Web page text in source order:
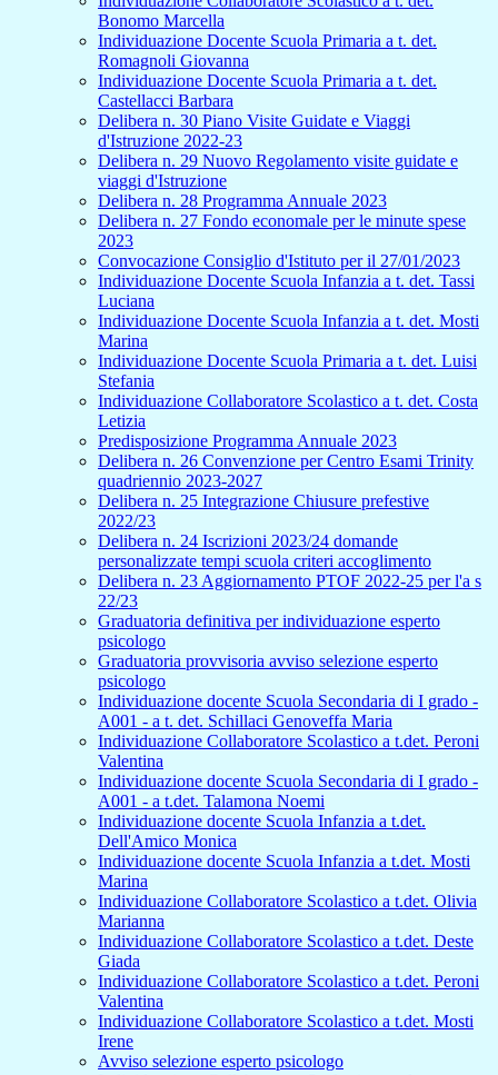
Bonomo Marcella
Individuazione Docente Scuola Primaria a t. det.
Romagnoli Giovanna
Individuazione Docente Scuola Primaria a t. det.
Castellacci Barbara
Delibera n. 30 Piano Visite Guidate e Viaggi
d'Istruzione 2022-23
Delibera n. 29 Nuovo Regolamento visite guidate e
viaggi d'Istruzione
Delibera n. 28 Programma Annuale 2023
Delibera n. 27 Fondo economale per le minute spese
2023
Convocazione Consiglio d'Istituto per il 27/01/2023
Individuazione Docente Scuola Infanzia a t. det. Tassi
Luciana
Individuazione Docente Scuola Infanzia a t. det. Mosti
Marina
Individuazione Docente Scuola Primaria a t. det. Luisi
Stefania
Individuazione Collaboratore Scolastico a t. det. Costa
Letizia
Predisposizione Programma Annuale 2023
Delibera n. 26 Convenzione per Centro Esami Trinity
quadriennio 2023-2027
Delibera n. 25 Integrazione Chiusure prefestive
2022/23
Delibera n. 24 Iscrizioni 2023/24 domande
personalizzate tempi scuola criteri accoglimento
Delibera n. 23 Aggiornamento PTOF 2022-25 per l'a s
22/23
Graduatoria definitiva per individuazione esperto
psicologo
Graduatoria provvisoria avviso selezione esperto
psicologo
Individuazione docente Scuola Secondaria di I grado -
A001 - a t. det. Schillaci Genoveffa Maria
Individuazione Collaboratore Scolastico a t.det. Peroni
Valentina
Individuazione docente Scuola Secondaria di I grado -
A001 - a t.det. Talamona Noemi
Individuazione docente Scuola Infanzia a t.det.
Dell'Amico Monica
Individuazione docente Scuola Infanzia a t.det. Mosti
Marina
Individuazione Collaboratore Scolastico a t.det. Olivia
Marianna
Individuazione Collaboratore Scolastico a t.det. Deste
Giada
Individuazione Collaboratore Scolastico a t.det. Peroni
Valentina
Individuazione Collaboratore Scolastico a t.det. Mosti
Irene
Avviso selezione esperto psicologo